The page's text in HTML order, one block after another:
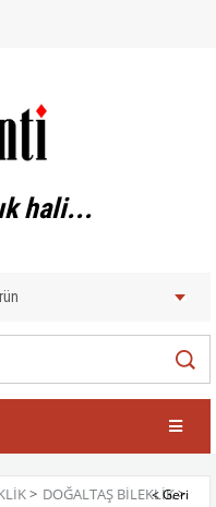
hali...
> DOĞALTAŞ BILEKLIK>